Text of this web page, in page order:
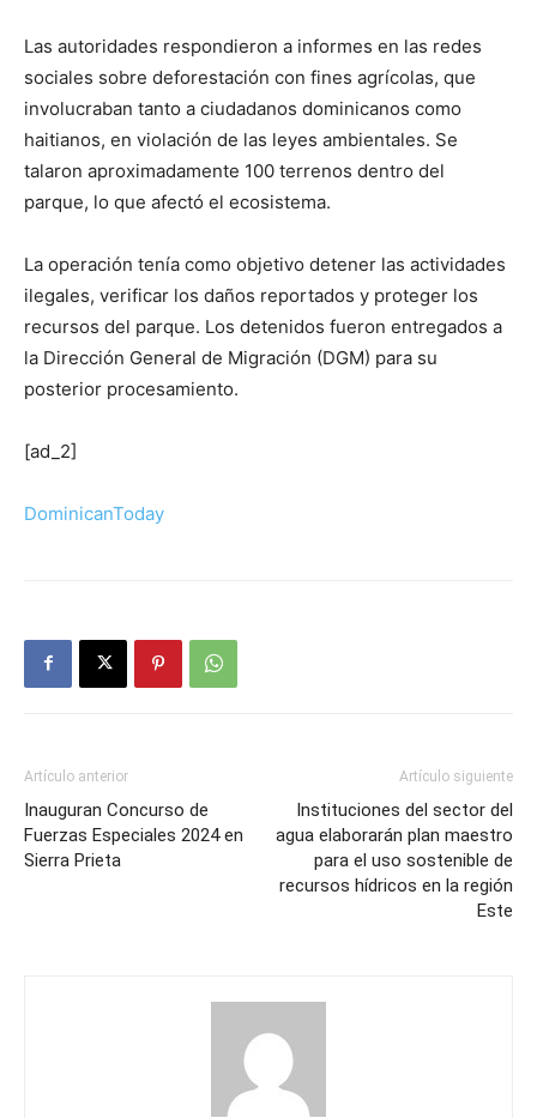
Las autoridades respondieron a informes en las redes
sociales sobre deforestación con fines agrícolas, que
involucraban tanto a ciudadanos dominicanos como
haitianos, en violación de las leyes ambientales. Se
talaron aproximadamente 100 terrenos dentro del
parque, lo que afectó el ecosistema.
La operación tenía como objetivo detener las actividades
ilegales, verificar los daños reportados y proteger los
recursos del parque. Los detenidos fueron entregados a
la Dirección General de Migración (DGM) para su
posterior procesamiento.
[ad_2]
DominicanToday
Artículo anterior
Inauguran Concurso de
Fuerzas Especiales 2024 en
Sierra Prieta
Artículo siguiente
Instituciones del sector del
agua elaborarán plan maestro
para el uso sostenible de
recursos hídricos en la región
Este